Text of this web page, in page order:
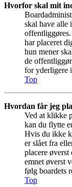
Hvorfor skal mit
skal have alle
har placeret
hun mener
de
for yderligere
Top
Hvordan får jeg
Ved at klikke
kan du flytte
Hvis du ikke
er slået fra
placere
emnet øverst
følg boardets
Top